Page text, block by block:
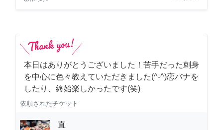
本日はありがとうございました！苦手だった刺身
を中心に色々教えていただきました(^-^)恋バナを
したり、終始楽しかったです(笑)
依頼されたチケット
直